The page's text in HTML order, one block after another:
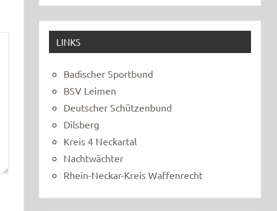
LINKS
Badischer Sportbund
BSV Leimen
Deutscher Schützenbund
Dilsberg
Kreis 4 Neckartal
Nachtwächter
Rhein-Neckar-Kreis Waffenrecht